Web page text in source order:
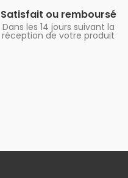
Satisfait ou remboursé
Dans les 14 jours suivant la
réception de votre produit